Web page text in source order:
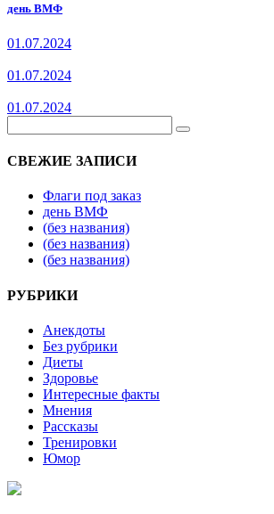
день ВМФ
01.07.2024
01.07.2024
01.07.2024
СВЕЖИЕ ЗАПИСИ
Флаги под заказ
день ВМФ
(без названия)
(без названия)
(без названия)
РУБРИКИ
Анекдоты
Без рубрики
Диеты
Здоровье
Интересные факты
Мнения
Рассказы
Тренировки
Юмор